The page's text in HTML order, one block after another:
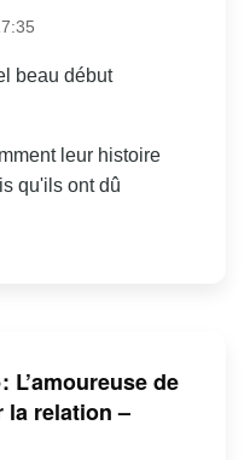
beau début
leur histoire
qu'ils ont dû
L’amoureuse de
la relation –